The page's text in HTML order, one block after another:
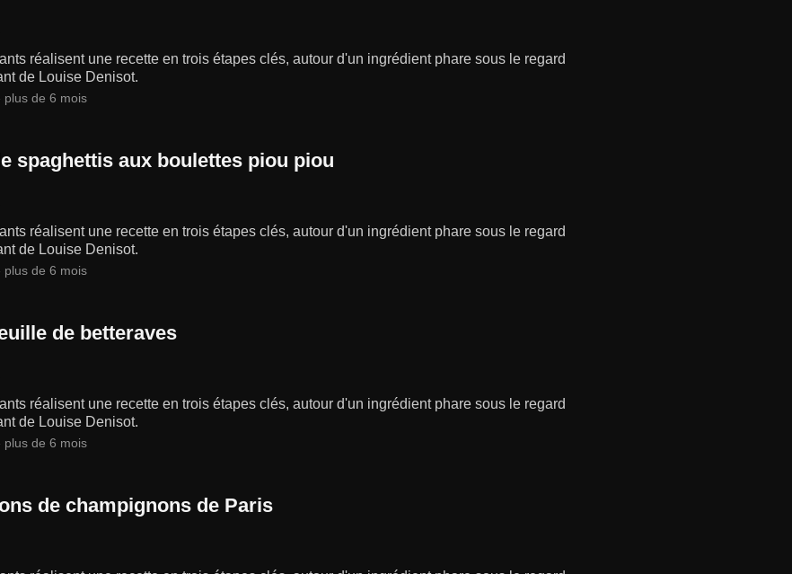
réalisent une recette en trois étapes clés, autour d'un ingrédient phare sous le regard
de Louise Denisot.
plus de 6 mois
spaghettis aux boulettes piou piou
réalisent une recette en trois étapes clés, autour d'un ingrédient phare sous le regard
de Louise Denisot.
plus de 6 mois
de betteraves
réalisent une recette en trois étapes clés, autour d'un ingrédient phare sous le regard
de Louise Denisot.
plus de 6 mois
de champignons de Paris